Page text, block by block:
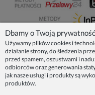
NASZE PRODUKTY
INFORMACJE
Dbamy o Twoją prywatność
Używamy plików cookies i
działanie strony, do śledzenia
przed spamem, oszustwami i
odbiorców oraz generowania
jak nasze usługi i produkty są
produktów.